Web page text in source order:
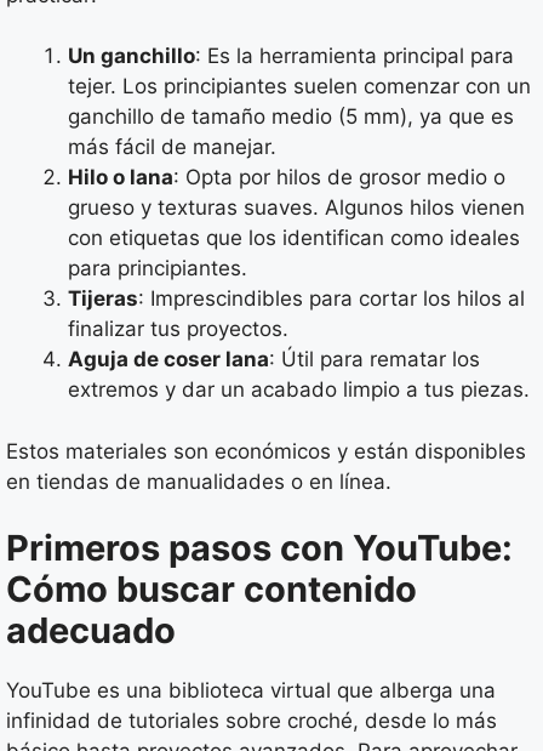
Un ganchillo: Es la herramienta principal para
tejer. Los principiantes suelen comenzar con un
ganchillo de tamaño medio (5 mm), ya que es
más fácil de manejar.
Hilo o lana: Opta por hilos de grosor medio o
grueso y texturas suaves. Algunos hilos vienen
con etiquetas que los identifican como ideales
para principiantes.
Tijeras: Imprescindibles para cortar los hilos al
finalizar tus proyectos.
Aguja de coser lana: Útil para rematar los
extremos y dar un acabado limpio a tus piezas.
Estos materiales son económicos y están disponibles
en tiendas de manualidades o en línea.
Primeros pasos con YouTube:
Cómo buscar contenido
adecuado
YouTube es una biblioteca virtual que alberga una
infinidad de tutoriales sobre croché, desde lo más